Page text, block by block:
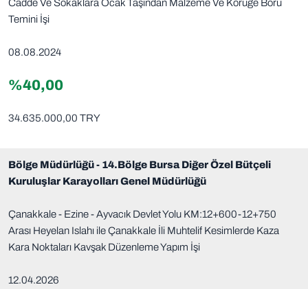
Cadde Ve Sokaklara Ocak Taşından Malzeme Ve Koruge Boru
Temini İşi
08.08.2024
%40,00
34.635.000,00 TRY
Bölge Müdürlüğü - 14.Bölge Bursa Diğer Özel Bütçeli
Kuruluşlar Karayolları Genel Müdürlüğü
Çanakkale - Ezine - Ayvacık Devlet Yolu KM:12+600-12+750
Arası Heyelan Islahı ile Çanakkale İli Muhtelif Kesimlerde Kaza
Kara Noktaları Kavşak Düzenleme Yapım İşi
12.04.2026